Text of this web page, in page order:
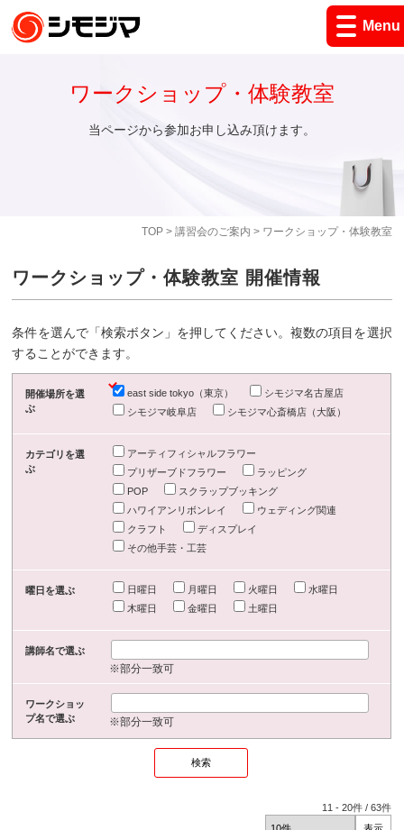
Menu
TOP> 講習会のご案内 > ワークショップ・体験教室
ワークショップ・体験教室
当ページから参加お申し込み頂けます。
ワークショップ・体験教室 開催情報
条件を選んで「検索ボタン」を押してください。複数の項目を選択
することができます。
開催場所を選
ぶ
east side tokyo（東京）
シモジマ名古屋店
シモジマ岐阜店
シモジマ心斎橋店（大阪）
カテゴリを選
ぶ
アーティフィシャルフラワー
プリザーブドフラワー
ラッピング
POP
スクラップブッキング
ハワイアンリボンレイ
ウェディング関連
クラフト
ディスプレイ
その他手芸・工芸
曜日を選ぶ 日曜日 月曜日 火曜日
水曜日
木曜日
金曜日 土曜日
講師名で選ぶ
※部分一致可
ワークショッ
プ名で選ぶ
※部分一致可
11 -20件 /63件